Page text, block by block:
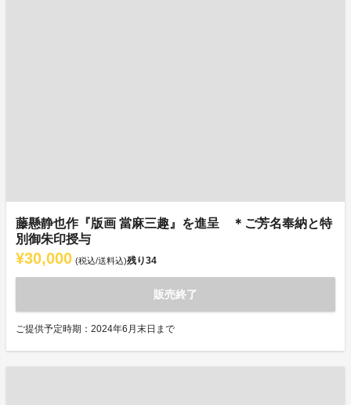
藤懸静也作『版画 當麻三趣』を進呈 ＊ご芳名奉納と特
別御朱印授与
¥30,000 (税込/送料込)残り34
販売終了
ご提供予定時期：2024年6月末日まで